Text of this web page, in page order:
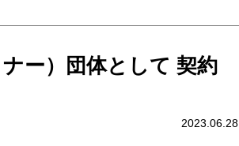
ー）団体として 契約
2023.06.28